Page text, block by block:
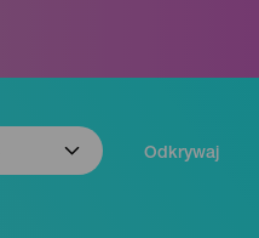
Odkrywaj